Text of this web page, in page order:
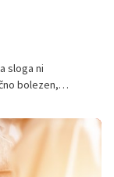
sloga ni
bolezen,